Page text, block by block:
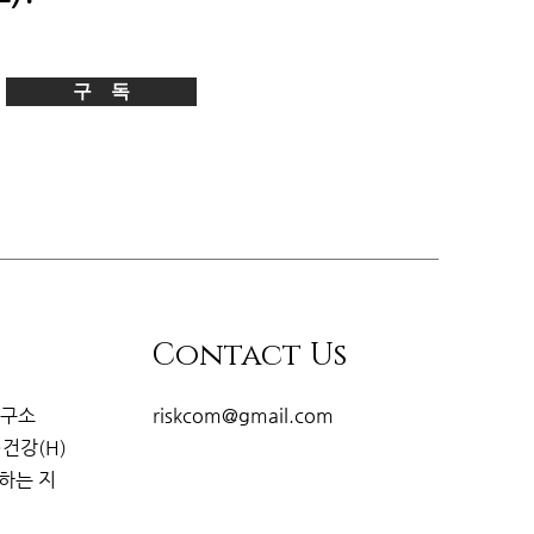
구 독
소
건강(H)
는 지
Contact Us
riskcom@gmail.com